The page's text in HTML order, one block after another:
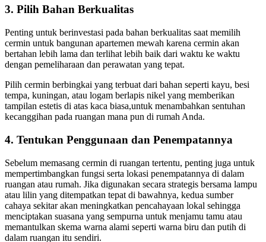
3. Pilih Bahan Berkualitas
Penting untuk berinvestasi pada bahan berkualitas saat memilih
cermin untuk bangunan apartemen mewah karena cermin akan
bertahan lebih lama dan terlihat lebih baik dari waktu ke waktu
dengan pemeliharaan dan perawatan yang tepat.
Pilih cermin berbingkai yang terbuat dari bahan seperti kayu, besi
tempa, kuningan, atau logam berlapis nikel yang memberikan
tampilan estetis di atas kaca biasa,untuk menambahkan sentuhan
kecanggihan pada ruangan mana pun di rumah Anda.
4. Tentukan Penggunaan dan Penempatannya
Sebelum memasang cermin di ruangan tertentu, penting juga untuk
mempertimbangkan fungsi serta lokasi penempatannya di dalam
ruangan atau rumah. Jika digunakan secara strategis bersama lampu
atau lilin yang ditempatkan tepat di bawahnya, kedua sumber
cahaya sekitar akan meningkatkan pencahayaan lokal sehingga
menciptakan suasana yang sempurna untuk menjamu tamu atau
memantulkan skema warna alami seperti warna biru dan putih di
dalam ruangan itu sendiri.